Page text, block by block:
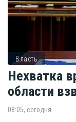
Власть
Нехватка
области
08:05, сегодня